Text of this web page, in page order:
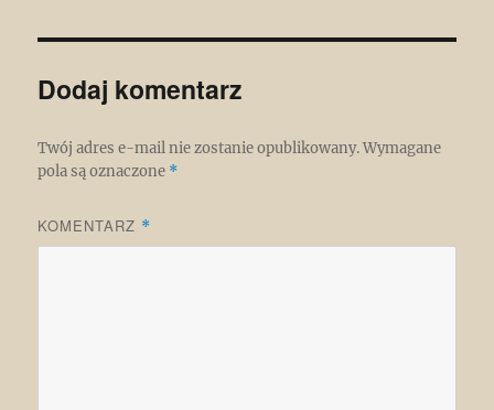
Dodaj komentarz
Twój adres e-mail nie zostanie opublikowany. Wymagane
pola są oznaczone *
KOMENTARZ *